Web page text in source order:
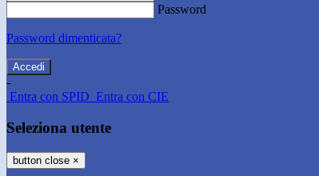
Password
Password dimenticata?
-
Entra con SPID Entra con CIE
Seleziona utente
button close ×